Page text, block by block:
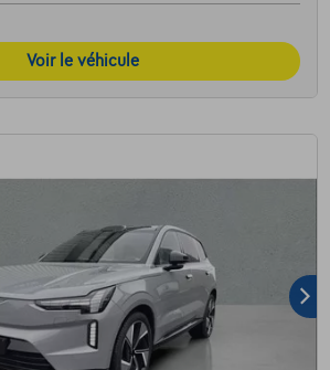
Voir le véhicule